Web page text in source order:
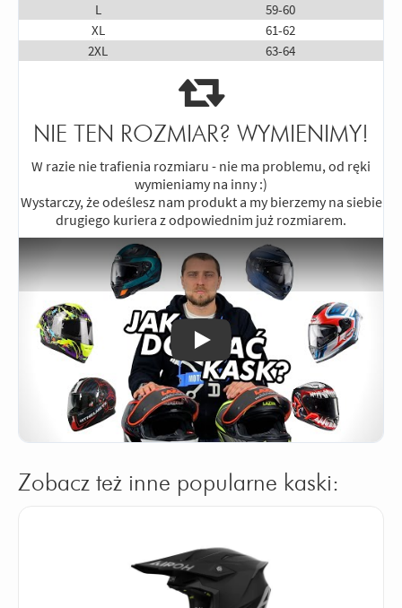
L
59-60
XL
61-62
2XL
63-64
NIE TEN ROZMIAR? WYMIENIMY!
W razie nie trafienia rozmiaru - nie ma problemu, od ręki
wymieniamy na inny :)
Wystarczy, że odeślesz nam produkt a my bierzemy na siebie
drugiego kuriera z odpowiednim już rozmiarem.
Odtwórz
Zobacz też inne popularne kaski: